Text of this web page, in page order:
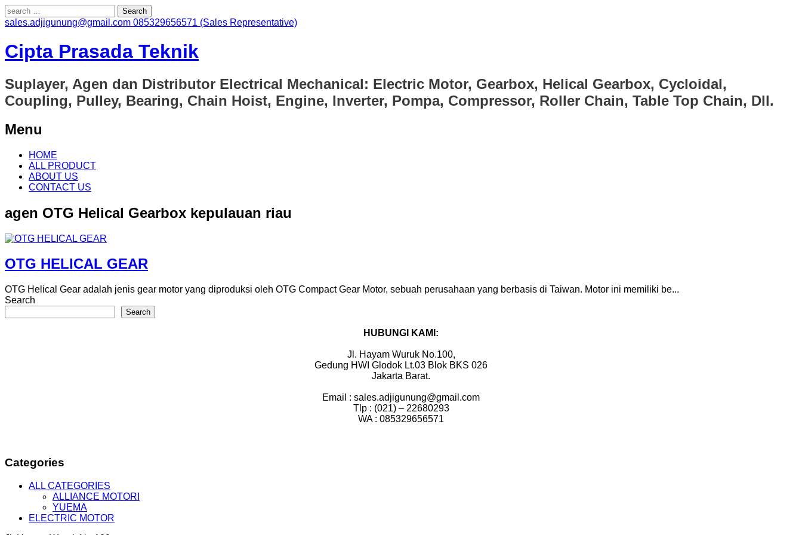
Search
for:
sales.adjigunung@gmail.com 085329656571 (Sales Representative)
Cipta Prasada Teknik
Suplayer, Agen dan Distributor Electrical Mechanical: Electric Motor, Gearbox, Helical Gearbox, Cycloidal,
Coupling, Pulley, Bearing, Chain Hoist, Engine, Inverter, Pompa, Compressor, Roller Chain, Table Top Chain, Dll.
Menu
Skip
content
HOME
ALL PRODUCT
ABOUT US
CONTACT US
agen OTG Helical Gearbox kepulauan riau
OTG HELICAL GEAR
OTG Helical Gear adalah jenis gear motor yang diproduksi oleh OTG Compact Gear Motor, sebuah perusahaan yang berbasis di Taiwan. Motor ini memiliki be...
Search
Search
HUBUNGI KAMI:
Jl. Hayam Wuruk No.100,
Gedung HWI Glodok Lt.03 Blok BKS 026
Jakarta Barat.
Email : sales.adjigunung@gmail.com
Tlp : (021) – 22680293
WA : 085329656571
Categories
ALL CATEGORIES
ALLIANCE MOTORI
YUEMA
ELECTRIC MOTOR